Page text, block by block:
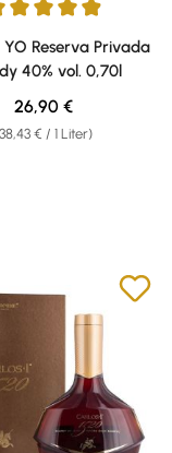
5 SternenBewertung
YO Reserva Privada
40% vol. 0,70l
€ / 1 Liter)
Regulärer Preis:
26,90 €